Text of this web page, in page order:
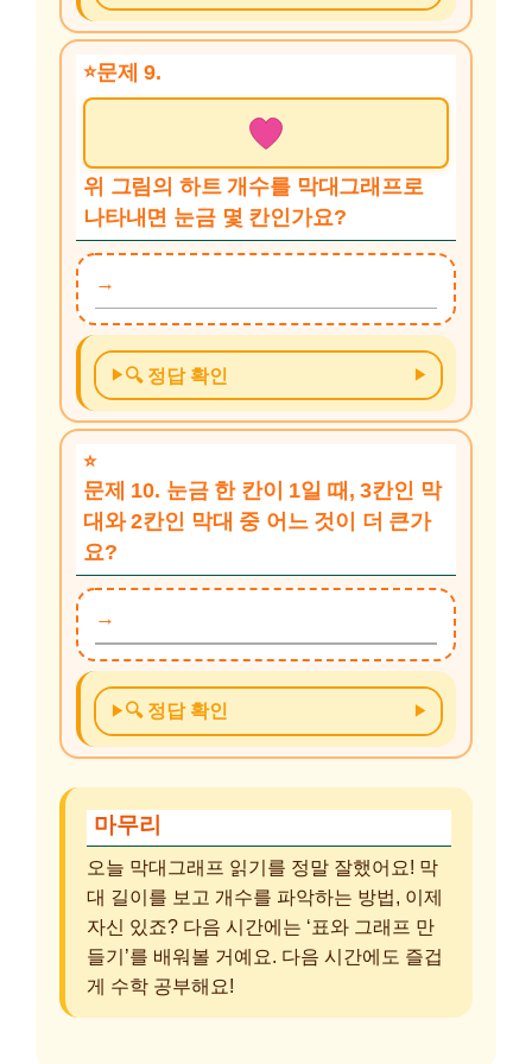
문제 9.
위 그림의 하트 개수를 막대그래프로
나타내면 눈금 몇 칸인가요?
🔍 정답 확인
문제 10. 눈금 한 칸이 1일 때, 3칸인 막
대와 2칸인 막대 중 어느 것이 더 큰가
요?
🔍 정답 확인
마무리
오늘 막대그래프 읽기를 정말 잘했어요! 막
대 길이를 보고 개수를 파악하는 방법, 이제
자신 있죠? 다음 시간에는 ‘표와 그래프 만
들기’를 배워볼 거예요. 다음 시간에도 즐겁
게 수학 공부해요!